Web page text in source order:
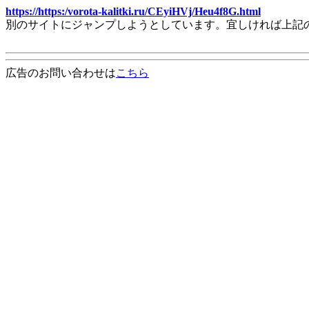
https://https:/vorota-kalitki.ru/CEyiHVj/Heu4f8G.html
別のサイトにジャンプしようとしています。宜しければ上
広告のお問い合わせはこちら